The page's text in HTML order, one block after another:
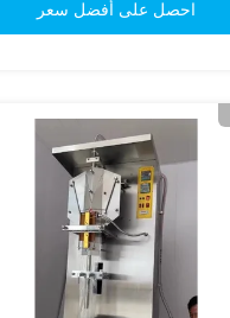
احصل على أفضل سعر